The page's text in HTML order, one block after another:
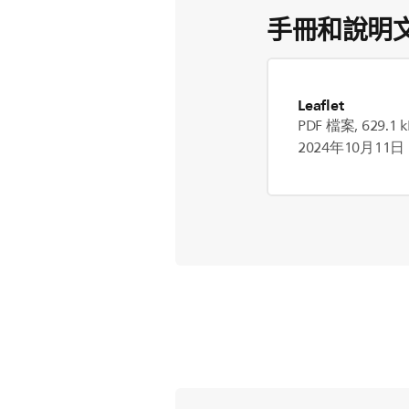
手冊和說明
Leaflet
PDF 檔案, 629.1
2024年10月11日